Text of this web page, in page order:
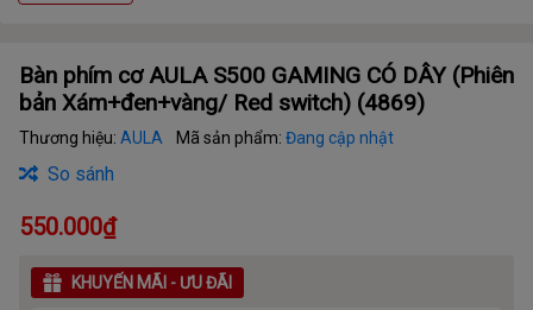
Bàn phím cơ AULA S500 GAMING CÓ DÂY (Phiên
bản Xám+đen+vàng/ Red switch) (4869)
Thương hiệu: AULA Mã sản phẩm: Đang cập nhật
So sánh
550.000₫
KHUYẾN MÃI - ƯU ĐÃI